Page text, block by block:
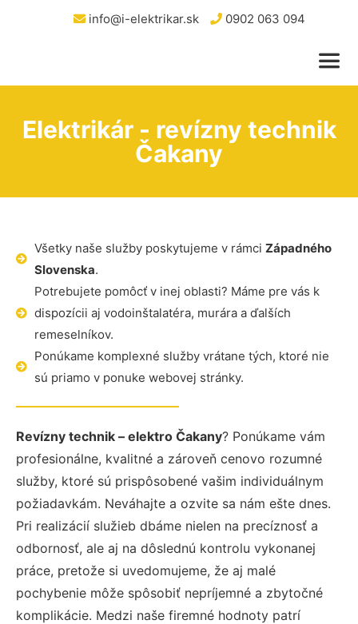
info@i-elektrikar.sk 0902 063 094
Elektrikár - revízny technik
Čakany
Všetky naše služby poskytujeme v rámci Západného
Slovenska.
Potrebujete pomôcť v inej oblasti? Máme pre vás k
dispozícii aj vodoinštalatéra, murára a ďalších
remeselníkov.
Ponúkame komplexné služby vrátane tých, ktoré nie
sú priamo v ponuke webovej stránky.
Revízny technik – elektro Čakany? Ponúkame vám
profesionálne, kvalitné a zároveň cenovo rozumné
služby, ktoré sú prispôsobené vašim individuálnym
požiadavkám. Neváhajte a ozvite sa nám ešte dnes.
Pri realizácií služieb dbáme nielen na precíznosť a
odbornosť, ale aj na dôslednú kontrolu vykonanej
práce, pretože si uvedomujeme, že aj malé
pochybenie môže spôsobiť nepríjemné a zbytočné
komplikácie. Medzi naše firemné hodnoty patrí